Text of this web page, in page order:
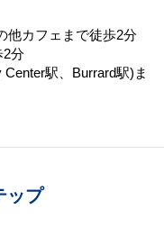
他カフェまで徒歩2分
2分
駅、Burrard駅)ま
ップ